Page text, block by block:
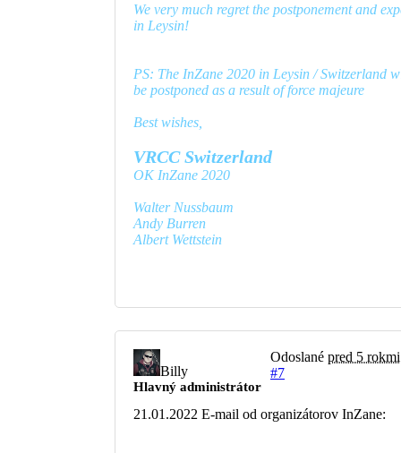
We very much regret the postponement and
in Leysin!
PS: The InZane 2020 in Leysin / Switzerland
be postponed as a result of force majeure
Best wishes,
VRCC Switzerland
OK InZane 2020
Walter Nussbaum
Andy Burren
Albert Wettstein
Billy
Hlavný administrátor
Odoslané pred 5 rokmi
#7
21.01.2022 E-mail od organizátorov InZane: